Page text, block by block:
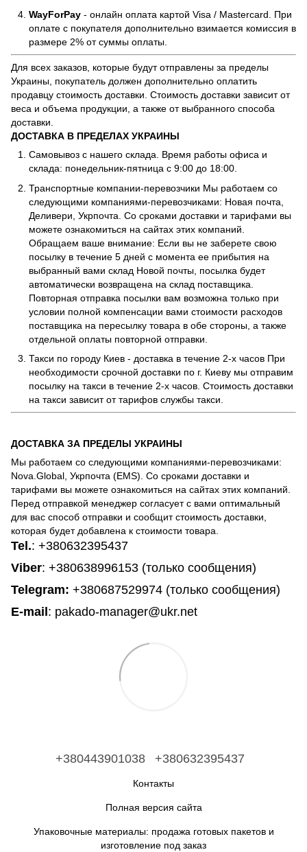
WayForPay - онлайн оплата картой Visa / Mastercard. При
оплате с покупателя дополнительно взимается комиссия в
размере 2% от суммы оплаты.
Для всех заказов, которые будут отправлены за пределы
Украины, покупатель должен дополнительно оплатить
продавцу стоимость доставки. Стоимость доставки зависит от
веса и объема продукции, а также от выбранного способа
доставки.
ДОСТАВКА В ПРЕДЕЛАХ УКРАИНЫ
Самовывоз с нашего склада. Время работы офиса и
склада: понедельник-пятница с 9:00 до 18:00.
Транспортные компании-перевозчики Мы работаем со
следующими компаниями-перевозчиками: Новая почта,
Деливери, Укрпочта. Со сроками доставки и тарифами вы
можете ознакомиться на сайтах этих компаний.
Обращаем ваше внимание: Если вы не заберете свою
посылку в течение 5 дней с момента ее прибытия на
выбранный вами склад Новой почты, посылка будет
автоматически возвращена на склад поставщика.
Повторная отправка посылки вам возможна только при
условии полной компенсации вами стоимости расходов
поставщика на пересылку товара в обе стороны, а также
отдельной оплаты повторной отправки.
Такси по городу Киев - доставка в течение 2-х часов При
необходимости срочной доставки по г. Киеву мы отправим
посылку на такси в течение 2-х часов. Стоимость доставки
на такси зависит от тарифов службы такси.
ДОСТАВКА ЗА ПРЕДЕЛЫ УКРАИНЫ
Мы работаем со следующими компаниями-перевозчиками:
Nova.Global, Укрпочта (EMS). Со сроками доставки и
тарифами вы можете ознакомиться на сайтах этих компаний.
Перед отправкой менеджер согласует с вами оптимальный
для вас способ отправки и сообщит стоимость доставки,
которая будет добавлена к стоимости товара.
Tel.: +380632395437
Viber: +380638996153 (только сообщения)
Telegram: +380687529974 (только сообщения)
E-mail : pakado-manager@ukr.net
+380443901038 +380632395437
Контакты
Полная версия сайта
Упаковочные материалы: продажа готовых пакетов и
изготовление под заказ